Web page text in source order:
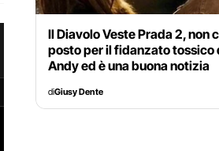
Il Diavolo Veste Prada 2, non
posto per il fidanzato tossico
Andy ed è una buona notizia
diGiusy Dente